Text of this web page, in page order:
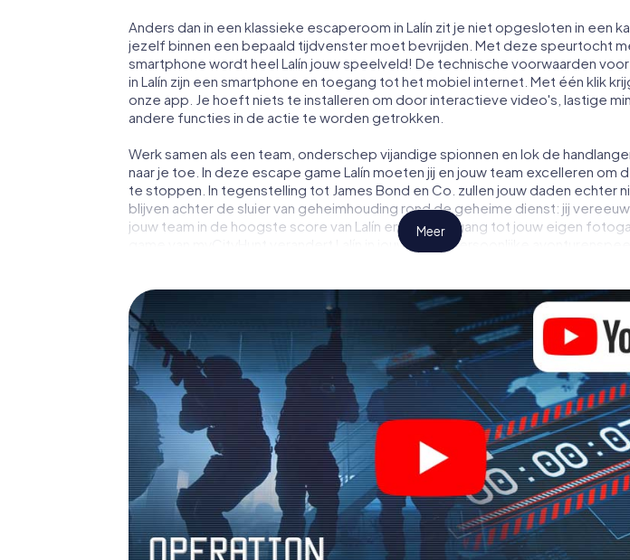
Anders dan in een klassieke escaperoom in Lalín zit je niet opgesloten in een
jezelf binnen een bepaald tijdvenster moet bevrijden. Met deze speurtocht
smartphone wordt heel Lalín jouw speelveld! De technische voorwaarden
in Lalín zijn een smartphone en toegang tot het mobiel internet. Met één klik
onze app. Je hoeft niets te installeren om door interactieve video's, lastige
andere functies in de actie te worden getrokken.
Werk samen als een team, onderschep vijandige spionnen en lok de
naar je toe. In deze escape game Lalín moeten jij en jouw team excelleren om
te stoppen. In tegenstelling tot James Bond en Co. zullen jouw daden echter
blijven achter de sluier van geheimhouding rond de geheime dienst: jij
jouw team in de hoogste score van Lalín en krijg toegang tot jouw eigen
game van myCityHunt verandert Lalín in jouw eigen persoonlijke
Meer